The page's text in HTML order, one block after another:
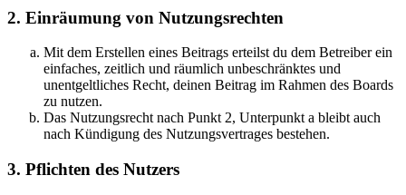
2. Einräumung von Nutzungsrechten
Mit dem Erstellen eines Beitrags erteilst du dem Betreiber ein
einfaches, zeitlich und räumlich unbeschränktes und
unentgeltliches Recht, deinen Beitrag im Rahmen des Boards
zu nutzen.
Das Nutzungsrecht nach Punkt 2, Unterpunkt a bleibt auch
nach Kündigung des Nutzungsvertrages bestehen.
3. Pflichten des Nutzers